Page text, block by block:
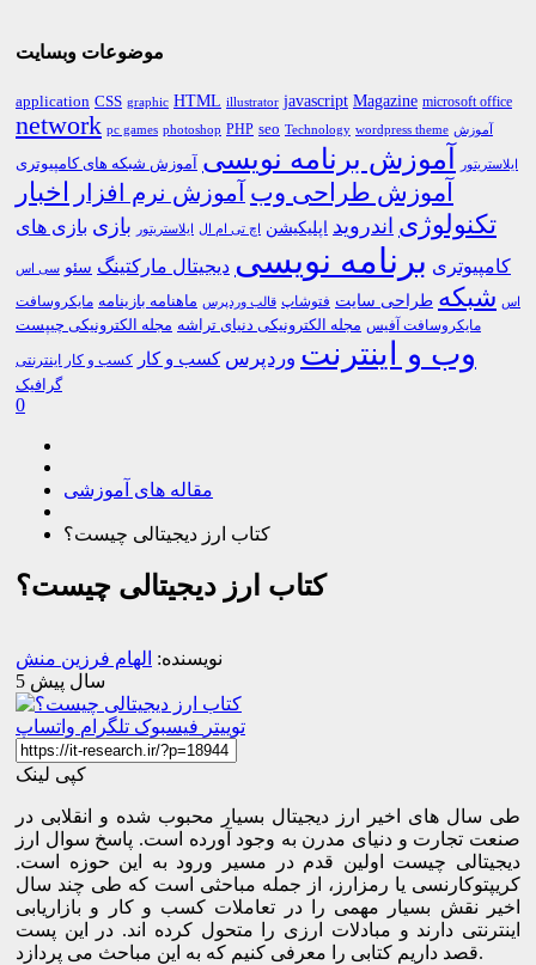
موضوعات وبسایت
application CSS graphic HTML illustrator javascript Magazine microsoft office
network pc games photoshop PHP seo Technology wordpress theme آموزش
ایلاستریتور آموزش برنامه نویسی آموزش شبکه های کامپیوتری
آموزش طراحی وب آموزش نرم افزار اخبار
تکنولوژی اندروید اپلیکیشن اچ تی ام ال ایلاستریتور بازی بازی های
کامپیوتری برنامه نویسی دیجیتال مارکتینگ سئو سی اس
اس شبکه طراحی سایت فتوشاپ قالب وردپرس ماهنامه بازینامه مایکروسافت
مایکروسافت آفیس مجله الکترونیکی دنیای تراشه مجله الکترونیکی چیپست
وب و اینترنت وردپرس کسب و کار کسب و کار اینترنتی
گرافیک
0
مقاله های آموزشی
کتاب ارز دیجیتالی چیست؟
کتاب ارز دیجیتالی چیست؟
نویسنده: الهام فرزین منش
5 سال پیش
توییتر فیسبوک تلگرام واتساپ
کپی لینک
طی سال های اخیر ارز دیجیتال بسیار محبوب شده و انقلابی در
صنعت تجارت و دنیای مدرن به وجود آورده است. پاسخ سوال ارز
دیجیتالی چیست اولین قدم در مسیر ورود به این حوزه است.
کریپتوکارنسی یا رمزارز، از جمله مباحثی است که طی چند سال
اخیر نقش بسیار مهمی را در تعاملات کسب و کار و بازاریابی
اینترنتی دارند و مبادلات ارزی را متحول کرده اند. در این پست
قصد داریم کتابی را معرفی کنیم که به این مباحث می پردازد.